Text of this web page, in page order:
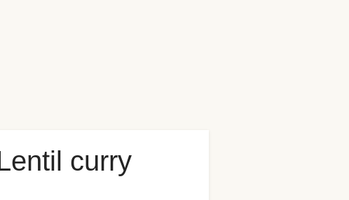
curry